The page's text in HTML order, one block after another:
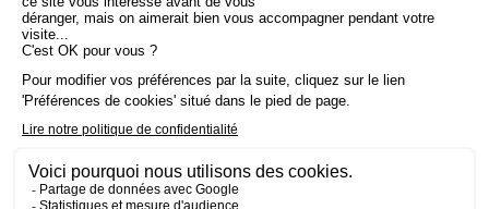
Mentions légales
Politique de confidentialité
Gestion des cookies
Plan du site